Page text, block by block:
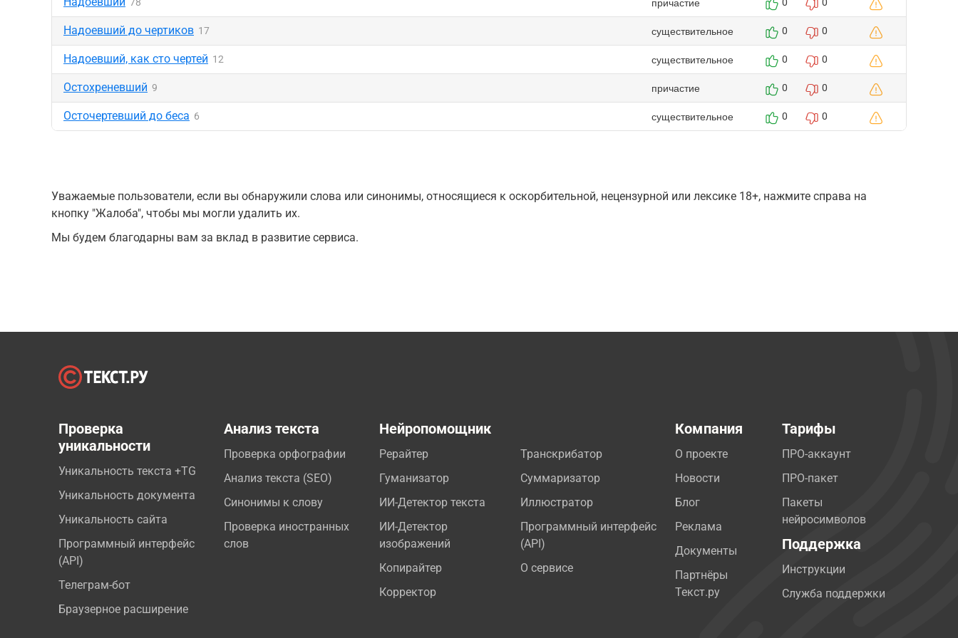
Надоевший до чертиков 17 существительное 0 0
Надоевший, как сто чертей 12 существительное 0 0
Остохреневший 9 причастие 0 0
Осточертевший до беса 6 существительное 0 0
Уважаемые пользователи, если вы обнаружили слова или синонимы, относящиеся к оскорбительной, нецензурной или лексике 18+, нажмите справа на
кнопку "Жалоба", чтобы мы могли удалить их.
Мы будем благодарны вам за вклад в развитие сервиса.
Проверка
уникальности
Уникальность текста +TG
Уникальность документа
Уникальность сайта
Программный интерфейс
(API)
Телеграм-бот
Браузерное расширение
Анализ текста
Проверка орфографии
Анализ текста (SEO)
Синонимы к слову
Проверка иностранных
слов
Нейропомощник
Рерайтер
Гуманизатор
ИИ-Детектор текста
ИИ-Детектор
изображений
Копирайтер
Корректор
Транскрибатор
Суммаризатор
Иллюстратор
Программный интерфейс
(API)
О сервисе
Компания
О проекте
Новости
Блог
Реклама
Документы
Партнёры
Текст.ру
Тарифы
ПРО-аккаунт
ПРО-пакет
Пакеты
нейросимволов
Поддержка
Инструкции
Служба поддержки